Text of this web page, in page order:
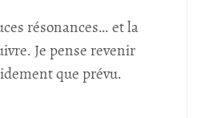
résonances… et la
Je pense revenir
que prévu.